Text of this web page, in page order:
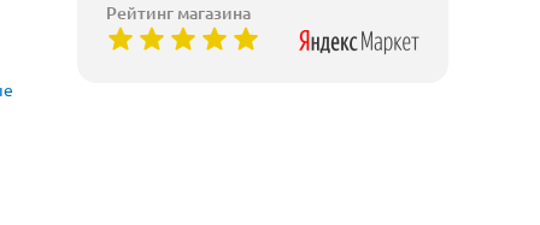
Рейтинг магазина